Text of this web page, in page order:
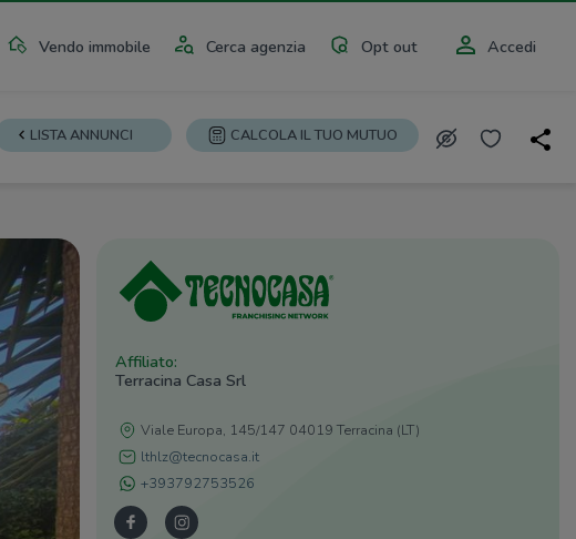
Vendo immobile Cerca agenzia Opt out Accedi
LISTA ANNUNCI CALCOLA IL TUO MUTUO
Affiliato:
Terracina Casa Srl
Viale Europa, 145/147 04019 Terracina (LT)
lthlz@tecnocasa.it
+393792753526